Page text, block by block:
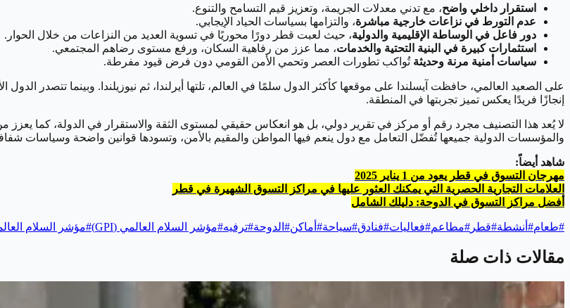
استقرار داخلي واضح، مع تدني معدلات الجريمة، وتعزيز قيم التسامح والتنوع.
عدم التورط في نزاعات خارجية مباشرة، والتزامها بسياسات الحياد الإيجابي.
دور فاعل في الوساطة الإقليمية والدولية، حيث لعبت قطر دورًا محوريًا في تسوية العديد من النزاعات من خلال الحوار.
استثمارات كبيرة في البنية التحتية والخدمات، مما عزز من رفاهية السكان، ورفع مستوى رضاهم المجتمعي.
سياسات أمنية مرنة وحديثة تُواكب تطورات العصر وتحمي الأمن القومي دون فرض قيود مفرطة.
على الصعيد العالمي، حافظت آيسلندا على موقعها كأكثر الدول سلمًا في العالم، تلتها أيرلندا، ثم نيوزيلندا. وبينما تتصدر
إنجازًا فريدًا يعكس تميز تجربتها في المنطقة.
لا يُعد هذا التصنيف مجرد رقم أو مركز في تقرير دولي، بل هو انعكاس حقيقي لمستوى الثقة والاستقرار في الدولة، كما
والمؤسسات الدولية جميعها تُفضّل التعامل مع دول ينعم فيها المواطن والمقيم بالأمن، وتسودها قوانين واضحة وسياسات
شاهد أيضاً:
مهرجان التسوق في قطر يعود من 1 يناير 2025
العلامات التجارية الحصرية التي يمكنك العثور عليها في مراكز التسوق الشهيرة في قطر
أفضل مراكز التسوق في الدوحة: دليلك الشامل
#طعام# أنشطة#قطر #مطاعم#فعاليات#فنادق#سياحة# أماكن# الدوحة#ترفيه#مؤشر السلام العالمي (GPI) #مؤشر السلام
مقالات ذات صلة